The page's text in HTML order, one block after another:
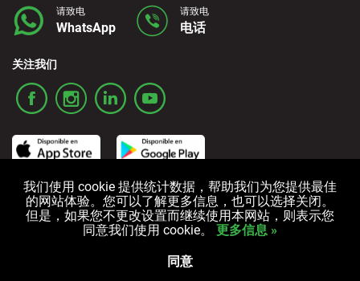
请致电
WhatsApp
请致电
电话
关注我们
条款和条件 隐私政策 Cookies政策
All rights reserved © 2006-2025 Alquicoche Rent a Car
我们使用 cookie 提供统计数据，帮助我们为您提供最佳
的网站体验。您可以了解更多信息，也可以选择关闭。
但是，如果您不更改设置而继续使用本网站，则表示您
同意我们使用 cookie。
更多信息 »
同意